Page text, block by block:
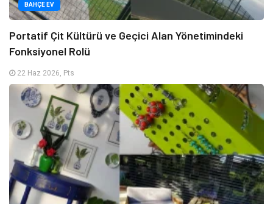
BAHÇE EV
Portatif Çit Kültürü ve Geçici Alan Yönetimindeki
Fonksiyonel Rolü
22 Haz 2026, Pts